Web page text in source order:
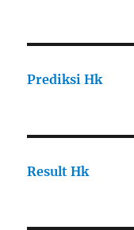
Prediksi Hk
Result Hk